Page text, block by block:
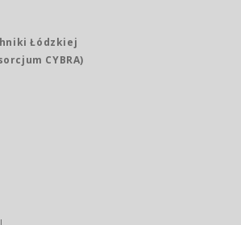
Łódzkiej
CYBRA)